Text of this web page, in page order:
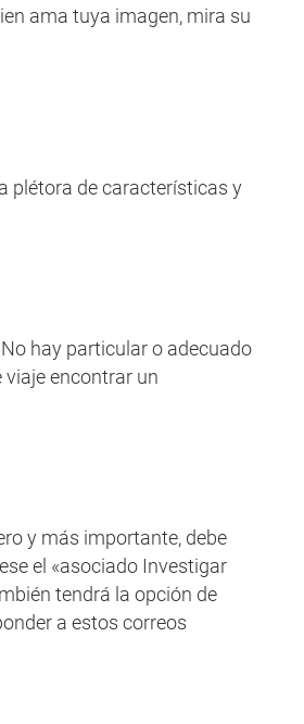
ama tuya imagen, mira su
plétora de características y
hay particular o adecuado
encontrar un
y más importante, debe
el «asociado Investigar
tendrá la opción de
a estos correos